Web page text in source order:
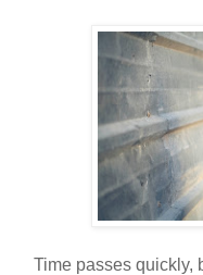
Time passes quickly,